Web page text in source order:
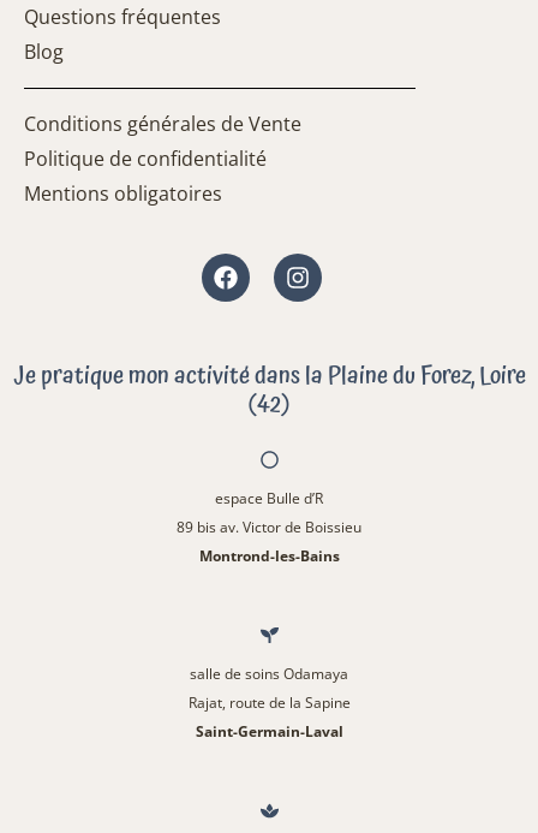
Questions fréquentes
Blog
Conditions générales de Vente
Politique de confidentialité
Mentions obligatoires
FacebookInstagram
Je pratique mon activité dans la Plaine du Forez, Loire
(42)
espace Bulle d’R
89 bis av. Victor de Boissieu
Montrond-les-Bains
salle de soins Odamaya
Rajat, route de la Sapine
Saint-Germain-Laval